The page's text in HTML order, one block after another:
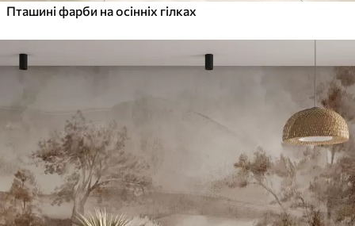
Пташині фарби на осінніх гілках